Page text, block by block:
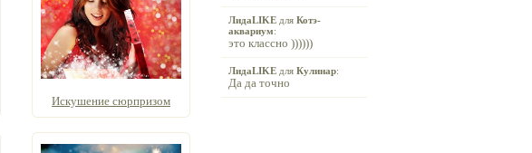
Искушение сюрпризом
ЛидаLIKE для Котэ-
аквариум:
это классно ))))))
ЛидаLIKE для Кулинар:
Да да точно